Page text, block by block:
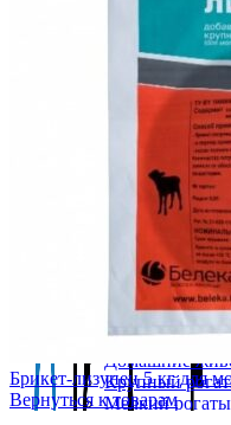
Нестероидное
Прочие
Птица
Пушные звери
Свиноводство
Электролит
Ветеринарные
Кормовые добавки
Добавка
Домашние
Крупный
Мелкий
Брикет-лизунец 5 кг для
Вернуться к товарам